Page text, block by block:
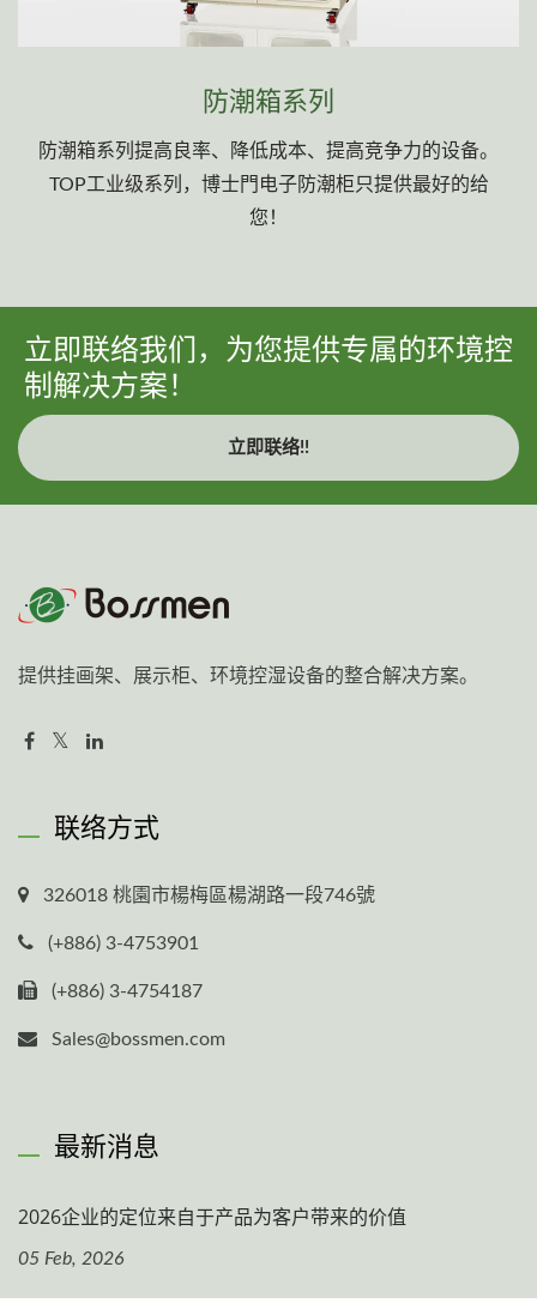
防潮箱系列
防潮箱系列提高良率、降低成本、提高竞争力的设备。
TOP工业级系列，博士門电子防潮柜只提供最好的给
您！
立即联络我们，为您提供专属的环境控
制解决方案！
立即联络!!
提供挂画架、展示柜、环境控湿设备的整合解决方案。
联络方式
326018 桃園市楊梅區楊湖路一段746號
(+886) 3-4753901
(+886) 3-4754187
Sales@bossmen.com
最新消息
2026企业的定位来自于产品为客户带来的价值
05 Feb, 2026